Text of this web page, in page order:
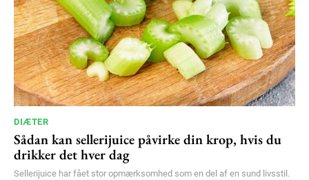
Etiam est nibh, lobortis sit
Praesent euismod ac
Ut mollis pellentesque tortor
Nullam eu erat condimentum
Donec quis est ac felis
YEARLY PRICING
DIÆTER
Sådan kan sellerijuice påvirke din krop, hvis du
drikker det hver dag
Sellerijuice har fået stor opmærksomhed som en del af en sund livsstil.